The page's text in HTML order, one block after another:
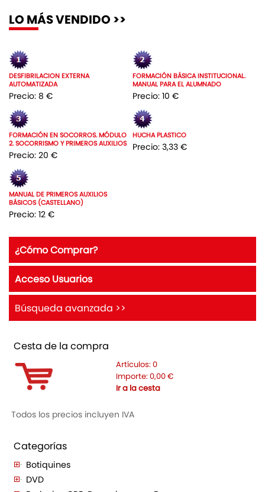
LO MÁS VENDIDO >>
DESFIBRILACION EXTERNA
AUTOMATIZADA
Precio: 8 €
FORMACIÓN BÁSICA INSTITUCIONAL.
MANUAL PARA EL ALUMNADO
Precio: 10 €
FORMACIÓN EN SOCORROS. MÓDULO
2. SOCORRISMO Y PRIMEROS AUXILIOS
Precio: 20 €
HUCHA PLASTICO
Precio: 3,33 €
MANUAL DE PRIMEROS AUXILIOS
BÁSICOS (CASTELLANO)
Precio: 12 €
¿Cómo Comprar?
Acceso Usuarios
Búsqueda avanzada >>
Cesta de la compra
Artículos: 0
Importe: 0,00 €
Ir a la cesta
Todos los precios incluyen IVA
Categorías
Botiquines
DVD